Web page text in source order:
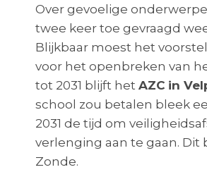
Over gevoelige
twee keer toe gevraagd
Blijkbaar moest het
voor het openbreken van
tot 2031 blijft het AZC in
school zou betalen bleek
2031 de tijd om
verlenging aan te gaan. Dit
Zonde.